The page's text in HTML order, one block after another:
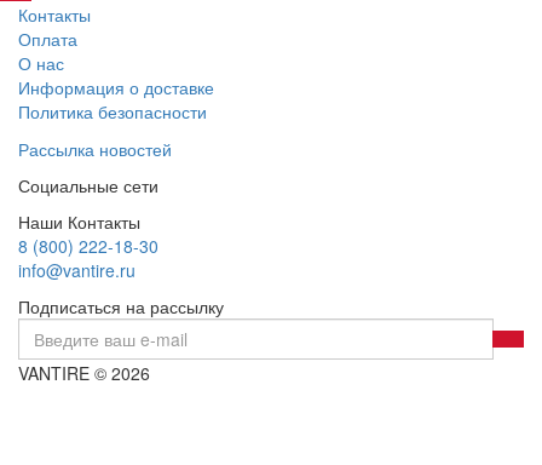
Контакты
Оплата
О нас
Информация о доставке
Политика безопасности
Рассылка новостей
Социальные сети
Наши Контакты
8 (800) 222-18-30
info@vantire.ru
Подписаться на рассылку
VANTIRE © 2026